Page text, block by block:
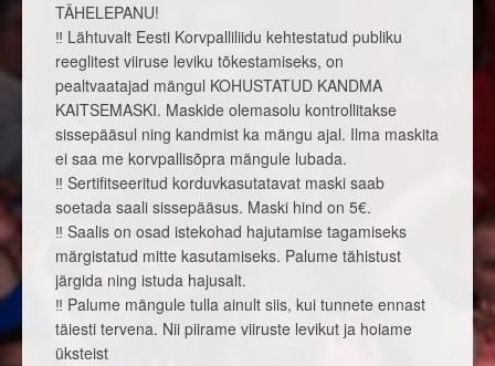
TÄHELEPANU!
‼ Lähtuvalt Eesti Korvpalliliidu kehtestatud publiku
reeglitest viiruse leviku tõkestamiseks, on
pealtvaatajad mängul KOHUSTATUD KANDMA
KAITSEMASKI. Maskide olemasolu kontrollitakse
sissepääsul ning kandmist ka mängu ajal. Ilma maskita
ei saa me korvpallisõpra mängule lubada.
‼ Sertifitseeritud korduvkasutatavat maski saab
soetada saali sissepääsus. Maski hind on 5€.
‼ Saalis on osad istekohad hajutamise tagamiseks
märgistatud mitte kasutamiseks. Palume tähistust
järgida ning istuda hajusalt.
‼ Palume mängule tulla ainult siis, kui tunnete ennast
täiesti tervena. Nii piirame viiruste levikut ja hoiame
üksteist